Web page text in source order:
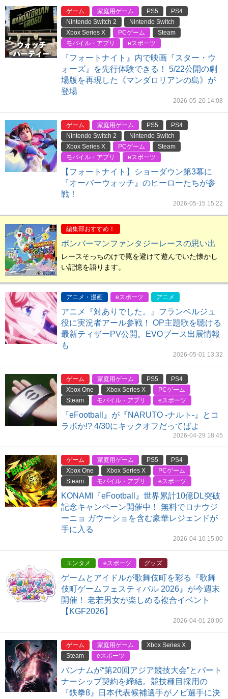
ゲーム 家庭用ゲーム PS5
PS4
Nintendo Switch 2
Nintendo Switch
Xbox Series X
PCゲーム
Steam
モバイル・アプリ
eスポーツ
『フォートナイト』内で映画『スター・ウ
ォーズ』を先行体験できる！ 5/22公開の劇
場版を再現した《マンダロリアンの島》が
登場
2026-05-20 14:08
ゲーム 家庭用ゲーム PS5
PS4
Nintendo Switch 2
Nintendo Switch
Xbox Series X
PCゲーム
Steam
モバイル・アプリ
eスポーツ
【フォートナイト】ショーダウン第3幕に
『オーバーウォッチ』のヒーローたちが参
戦！
2026-05-15 15:22
編集部おすすめ！
ボンバーマンファンタジーレースの思い出
レースそっちのけで罠を避けて遊んでいた懐かし
い記憶を語ります。
アニメ・漫画 eスポーツ アニメ
アニメ『対ありでした。』フランベルジュ
役に実況者アール参戦！ OP主題歌を聴ける
最新ティザーPV公開。EVOブース出展情報
も
2026-05-01 13:32
ゲーム 家庭用ゲーム PS5
PS4
Xbox One
Xbox Series X
PCゲーム
Steam
モバイル・アプリ eスポーツ
『eFootball』が『NARUTO -ナルト-』とコ
ラボか!? 4/30にキックオフだってばよ
2026-04-29 18:45
ゲーム 家庭用ゲーム PS5
PS4
Xbox One
Xbox Series X
PCゲーム
Steam
モバイル・アプリ eスポーツ
KONAMI『eFootball』世界累計10億DL突破
記念キャンペーン開催中！ 無料でロナウジ
ーニョ ガウーショを含む豪華レジェンドが
手に入る
2026-04-10 15:00
エンタメ eスポーツ グッズ
ゲームとアイドルが歌舞伎町を彩る『歌舞
伎町ゲームフェスティバル 2026』が今週末
開催！ 老若男女が楽しめる複合イベント
【KGF2026】
2026-04-01 20:00
ゲーム 家庭用ゲーム
Xbox Series X
Steam
eスポーツ
バンナムが“第20回アジア競技大会”とパート
ナーシップ契約を締結。競技種目採用の
『鉄拳8』日本代表候補選手がノビ選手に決